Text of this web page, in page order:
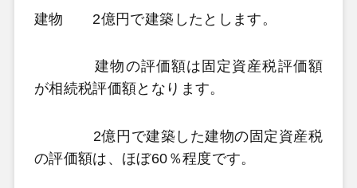
建物 2億円で建築したとします。
建物の評価額は固定資産税評価額
が相続税評価額となります。
2億円で建築した建物の固定資産税
の評価額は、ほぼ60％程度です。